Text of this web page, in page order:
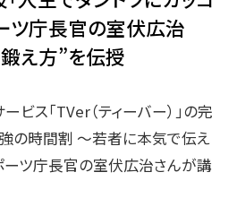
ツ庁長官の室伏広治
え方”を伝授
ビス「TVer（ティーバー）」の完
の時間割 ～若者に本気で伝え
ーツ庁長官の室伏広治さんが講